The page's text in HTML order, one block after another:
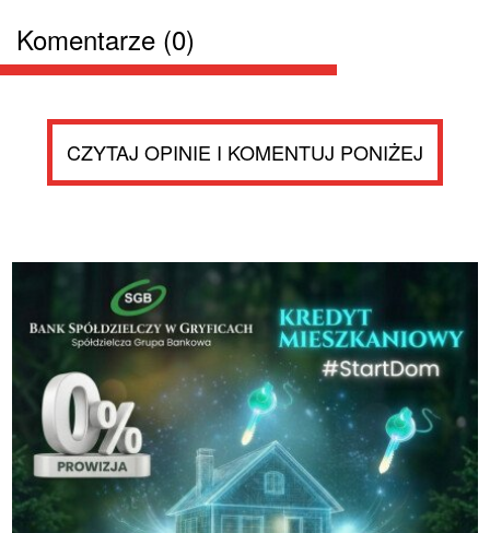
Komentarze (0)
CZYTAJ OPINIE I KOMENTUJ PONIŻEJ